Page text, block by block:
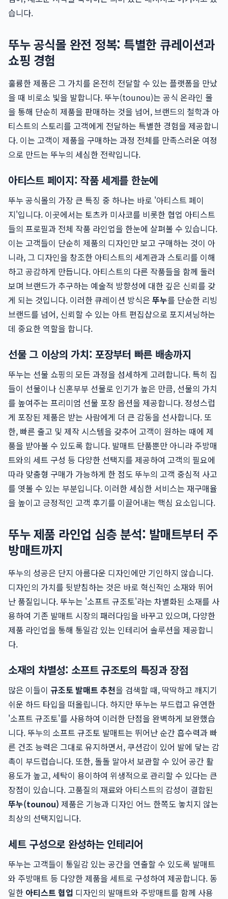
습니다.
뚜누 공식몰 완전 정복: 특별한 큐레이션과
쇼핑 경험
훌륭한 제품은 그 가치를 온전히 전달할 수 있는 플랫폼을 만났
을 때 비로소 빛을 발합니다. 뚜누(tounou)는 공식 온라인 몰
을 통해 단순히 제품을 판매하는 것을 넘어, 브랜드의 철학과 아
티스트의 스토리를 고객에게 전달하는 특별한 경험을 제공합니
다. 이는 고객이 제품을 구매하는 과정 전체를 만족스러운 여정
으로 만드는 뚜누의 세심한 전략입니다.
아티스트 페이지: 작품 세계를 한눈에
뚜누 공식몰의 가장 큰 특징 중 하나는 바로 '아티스트 페이
지'입니다. 이곳에서는 토츠카 미사코를 비롯한 협업 아티스트
들의 프로필과 전체 작품 라인업을 한눈에 살펴볼 수 있습니다.
이는 고객들이 단순히 제품의 디자인만 보고 구매하는 것이 아
니라, 그 디자인을 창조한 아티스트의 세계관과 스토리를 이해
하고 공감하게 만듭니다. 아티스트의 다른 작품들을 함께 둘러
보며 브랜드가 추구하는 예술적 방향성에 대한 깊은 신뢰를 갖
게 되는 것입니다. 이러한 큐레이션 방식은 뚜누를 단순한 리빙
브랜드를 넘어, 신뢰할 수 있는 아트 편집샵으로 포지셔닝하는
데 중요한 역할을 합니다.
선물 그 이상의 가치: 포장부터 빠른 배송까지
뚜누는 선물 쇼핑의 모든 과정을 섬세하게 고려합니다. 특히 집
들이 선물이나 신혼부부 선물로 인기가 높은 만큼, 선물의 가치
를 높여주는 프리미엄 선물 포장 옵션을 제공합니다. 정성스럽
게 포장된 제품은 받는 사람에게 더 큰 감동을 선사합니다. 또
한, 빠른 출고 및 제작 시스템을 갖추어 고객이 원하는 때에 제
품을 받아볼 수 있도록 합니다. 발매트 단품뿐만 아니라 주방매
트와의 세트 구성 등 다양한 선택지를 제공하여 고객의 필요에
따라 맞춤형 구매가 가능하게 한 점도 뚜누의 고객 중심적 사고
를 엿볼 수 있는 부분입니다. 이러한 세심한 서비스는 재구매율
을 높이고 긍정적인 고객 후기를 이끌어내는 핵심 요소입니다.
뚜누 제품 라인업 심층 분석: 발매트부터 주
방매트까지
뚜누의 성공은 단지 아름다운 디자인에만 기인하지 않습니다.
디자인의 가치를 뒷받침하는 것은 바로 혁신적인 소재와 뛰어
난 품질입니다. 뚜누는 '소프트 규조토'라는 차별화된 소재를 사
용하여 기존 발매트 시장의 패러다임을 바꾸고 있으며, 다양한
제품 라인업을 통해 통일감 있는 인테리어 솔루션을 제공합니
다.
소재의 차별성: 소프트 규조토의 특징과 장점
많은 이들이 규조토 발매트 추천을 검색할 때, 딱딱하고 깨지기
쉬운 하드 타입을 떠올립니다. 하지만 뚜누는 부드럽고 유연한
'소프트 규조토'를 사용하여 이러한 단점을 완벽하게 보완했습
니다. 뚜누의 소프트 규조토 발매트는 뛰어난 순간 흡수력과 빠
른 건조 능력은 그대로 유지하면서, 쿠션감이 있어 발에 닿는 감
촉이 부드럽습니다. 또한, 돌돌 말아서 보관할 수 있어 공간 활
용도가 높고, 세탁이 용이하여 위생적으로 관리할 수 있다는 큰
장점이 있습니다. 고품질의 재료와 아티스트의 감성이 결합된
뚜누(tounou) 제품은 기능과 디자인 어느 한쪽도 놓치지 않는
최상의 선택지입니다.
세트 구성으로 완성하는 인테리어
뚜누는 고객들이 통일감 있는 공간을 연출할 수 있도록 발매트
와 주방매트 등 다양한 제품을 세트로 구성하여 제공합니다. 동
일한 아티스트 협업 디자인의 발매트와 주방매트를 함께 사용